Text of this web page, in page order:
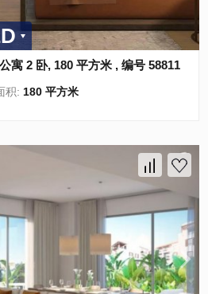
寓 2 卧, 180 平方米 , 编号 58811
积: 180 平方米